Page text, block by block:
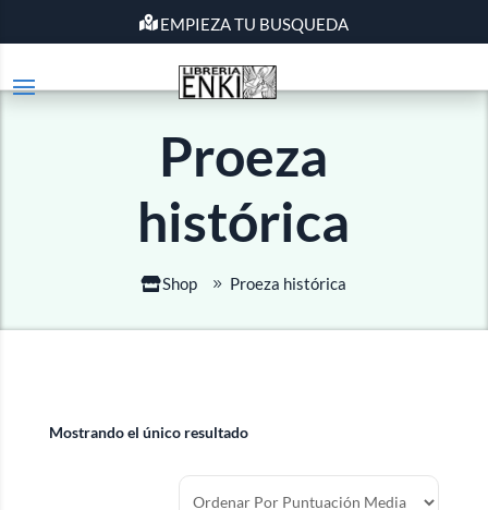
EMPIEZA TU BUSQUEDA
Proeza
histórica
Shop Proeza histórica
Mostrando el único resultado